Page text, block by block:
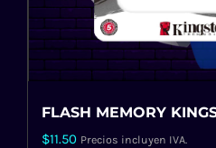
FLASH MEMORY
$11.50 Precios incluyen IVA.